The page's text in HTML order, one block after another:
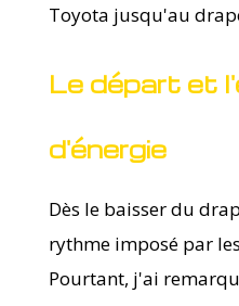
Toyota jusqu'au
Le départ et
d'énergie
Dès le baisser du
rythme imposé par
Pourtant, j'ai